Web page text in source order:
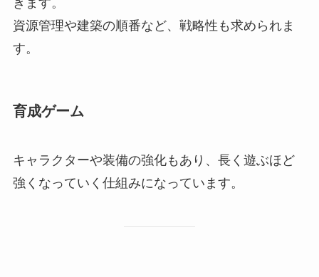
資源管理や建築の順番など、戦略性も求められま
す。
育成ゲーム
キャラクターや装備の強化もあり、長く遊ぶほど
強くなっていく仕組みになっています。